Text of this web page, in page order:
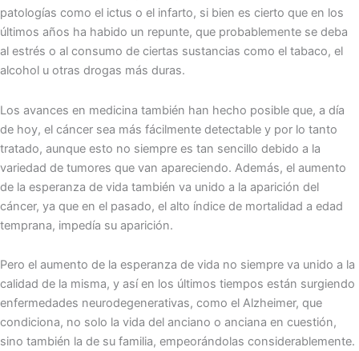
patologías como el ictus o el infarto, si bien es cierto que en los
últimos años ha habido un repunte, que probablemente se deba
al estrés o al consumo de ciertas sustancias como el tabaco, el
alcohol u otras drogas más duras.
Los avances en medicina también han hecho posible que, a día
de hoy, el cáncer sea más fácilmente detectable y por lo tanto
tratado, aunque esto no siempre es tan sencillo debido a la
variedad de tumores que van apareciendo. Además, el aumento
de la esperanza de vida también va unido a la aparición del
cáncer, ya que en el pasado, el alto índice de mortalidad a edad
temprana, impedía su aparición.
Pero el aumento de la esperanza de vida no siempre va unido a la
calidad de la misma, y así en los últimos tiempos están surgiendo
enfermedades neurodegenerativas, como el Alzheimer, que
condiciona, no solo la vida del anciano o anciana en cuestión,
sino también la de su familia, empeorándolas considerablemente.